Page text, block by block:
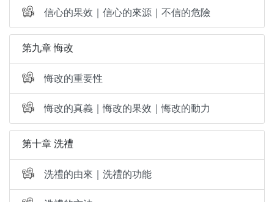
信心的果效｜信心的來源｜不信的危險
第九章 悔改
悔改的重要性
悔改的真義｜悔改的果效｜悔改的動力
第十章 洗禮
洗禮的由來｜洗禮的功能